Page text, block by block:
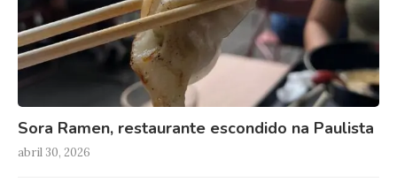
Sora Ramen, restaurante escondido na Paulista
abril 30, 2026